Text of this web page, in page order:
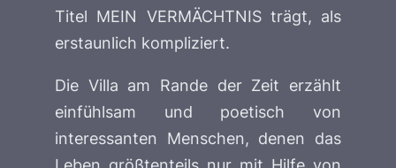
Titel MEIN VERMÄCHTNIS trägt, als
erstaunlich kompliziert.
Die Villa am Rande der Zeit erzählt
einfühlsam und poetisch von
interessanten Menschen, denen das